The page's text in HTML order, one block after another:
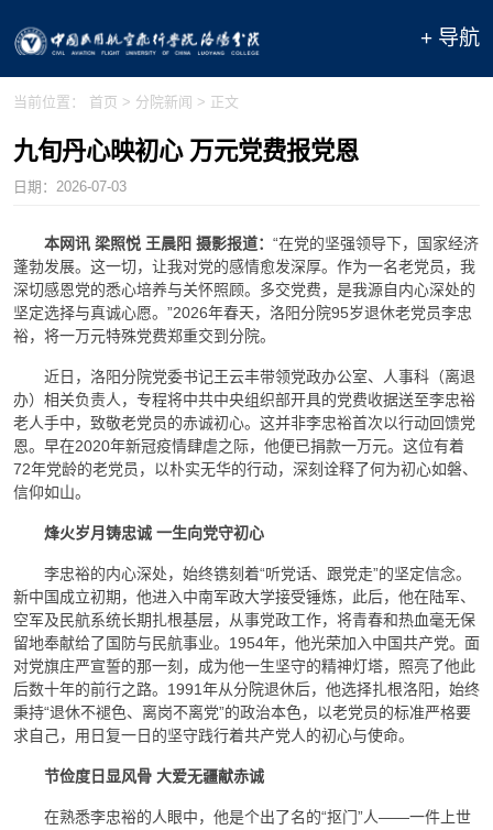
+ 导航
当前位置： 首页 > 分院新闻 > 正文
九旬丹心映初心 万元党费报党恩
日期： 2026-07-03
本网讯 梁照悦 王晨阳 摄影报道： “在党的坚强领导下，国家经济
蓬勃发展。这一切，让我对党的感情愈发深厚。作为一名老党员，我
深切感恩党的悉心培养与关怀照顾。多交党费，是我源自内心深处的
坚定选择与真诚心愿。”2026年春天，洛阳分院95岁退休老党员李忠
裕，将一万元特殊党费郑重交到分院。
近日，洛阳分院党委书记王云丰带领党政办公室、人事科（离退
办）相关负责人，专程将中共中央组织部开具的党费收据送至李忠裕
老人手中，致敬老党员的赤诚初心。这并非李忠裕首次以行动回馈党
恩。早在2020年新冠疫情肆虐之际，他便已捐款一万元。这位有着
72年党龄的老党员，以朴实无华的行动，深刻诠释了何为初心如磐、
信仰如山。
烽火岁月铸忠诚 一生向党守初心
李忠裕的内心深处，始终镌刻着“听党话、跟党走”的坚定信念。
新中国成立初期，他进入中南军政大学接受锤炼，此后，他在陆军、
空军及民航系统长期扎根基层，从事党政工作，将青春和热血毫无保
留地奉献给了国防与民航事业。1954年，他光荣加入中国共产党。面
对党旗庄严宣誓的那一刻，成为他一生坚守的精神灯塔，照亮了他此
后数十年的前行之路。1991年从分院退休后，他选择扎根洛阳，始终
秉持“退休不褪色、离岗不离党”的政治本色，以老党员的标准严格要
求自己，用日复一日的坚守践行着共产党人的初心与使命。
节俭度日显风骨 大爱无疆献赤诚
在熟悉李忠裕的人眼中，他是个出了名的“抠门”人——一件上世